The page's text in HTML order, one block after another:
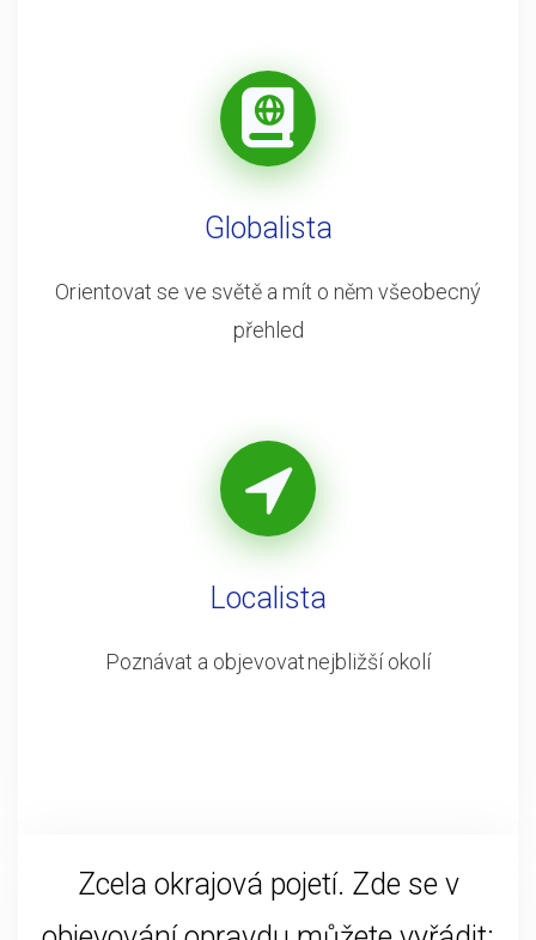
Globalista
Orientovat se ve světě a mít o něm všeobecný
přehled
Localista
Poznávat a objevovat nejbližší okolí
Zcela okrajová pojetí. Zde se v